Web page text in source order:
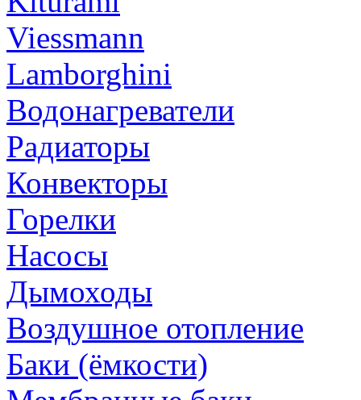
Viessmann
Lamborghini
Водонагреватели
Радиаторы
Конвекторы
Горелки
Насосы
Дымоходы
Воздушное отопление
Баки (ёмкости)